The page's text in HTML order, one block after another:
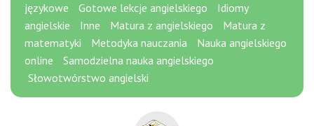
językowe
Gotowe lekcje angielskiego
Idiomy
angielskie
Inne Matura z angielskiego
Matura z
matematyki
Metodyka nauczania
Nauka angielskiego
online
Samodzielna nauka angielskiego
Słowotwórstwo angielski